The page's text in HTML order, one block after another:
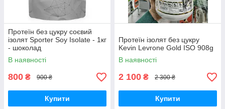
Протеїн без цукру соєвий
ізолят Sporter Soy Isolate - 1кг
- шоколад
В наявності
800 ₴ 900 ₴
Купити
Протеїн ізолят без цукру
Kevin Levrone Gold ISO 908g
В наявності
2 100 ₴ 2 300 ₴
Купити